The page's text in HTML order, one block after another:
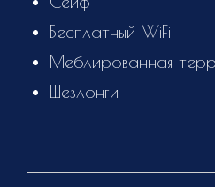
Бесплатный WiFi
Меблированная
Шезлонги